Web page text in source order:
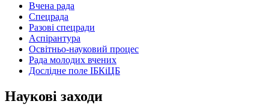
Вчена рада
Спецрада
Разові спецради
Аспірантура
Освітньо-науковий процес
Рада молодих вчених
Дослідне поле ІБКіЦБ
Наукові заходи